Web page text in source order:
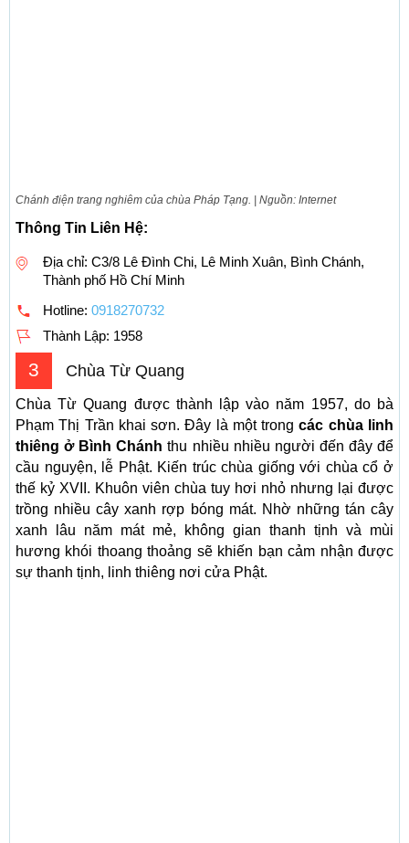
Chánh điện trang nghiêm của chùa Pháp Tạng. | Nguồn: Internet
Thông Tin Liên Hệ:
Địa chỉ: C3/8 Lê Đình Chi, Lê Minh Xuân, Bình Chánh,
Thành phố Hồ Chí Minh
Hotline: 0918270732
Thành Lập: 1958
3 Chùa Từ Quang
Chùa Từ Quang được thành lập vào năm 1957, do bà
Phạm Thị Trần khai sơn. Đây là một trong các chùa linh
thiêng ở Bình Chánh thu nhiều nhiều người đến đây để
cầu nguyện, lễ Phật. Kiến trúc chùa giống với chùa cổ ở
thế kỷ XVII. Khuôn viên chùa tuy hơi nhỏ nhưng lại được
trồng nhiều cây xanh rợp bóng mát. Nhờ những tán cây
xanh lâu năm mát mẻ, không gian thanh tịnh và mùi
hương khói thoang thoảng sẽ khiến bạn cảm nhận được
sự thanh tịnh, linh thiêng nơi cửa Phật.